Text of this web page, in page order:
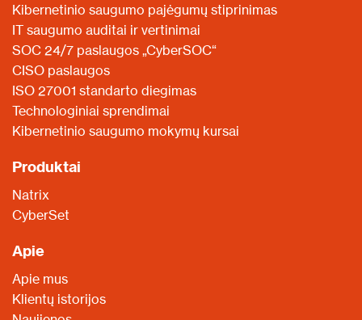
Kibernetinio saugumo pajėgumų stiprinimas
IT saugumo auditai ir vertinimai
SOC 24/7 paslaugos „CyberSOC“
CISO paslaugos
ISO 27001 standarto diegimas
Technologiniai sprendimai
Kibernetinio saugumo mokymų kursai
Produktai
Natrix
CyberSet
Apie
Apie mus
Klientų istorijos